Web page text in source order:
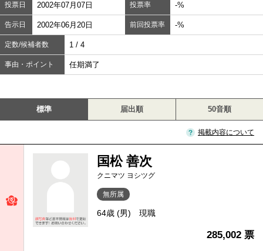
投票日 2002年07月07日 投票率 -%
告示日 2002年06月20日 前回投票率 -%
定数/候補者数 1 / 4
事由・ポイント 任期満了
標準 届出順 50音順
掲載内容について
国松 善次
クニマツ ヨシツグ
無所属
64歳 (男) 現職
285,002 票